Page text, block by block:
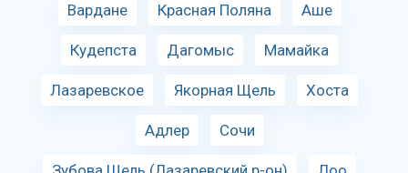
Вардане Красная Поляна Аше
Кудепста Дагомыс Мамайка
Лазаревское Якорная Щель Хоста
Адлер Сочи